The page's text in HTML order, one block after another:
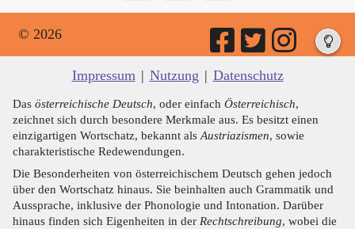
© 2026
Impressum | Nutzung | Datenschutz
Das österreichische Deutsch, oder einfach Österreichisch,
zeichnet sich durch besondere Merkmale aus. Es besitzt einen
einzigartigen Wortschatz, bekannt als Austriazismen, sowie
charakteristische Redewendungen.
Die Besonderheiten von österreichischem Deutsch gehen jedoch
über den Wortschatz hinaus. Sie beinhalten auch Grammatik und
Aussprache, inklusive der Phonologie und Intonation. Darüber
hinaus finden sich Eigenheiten in der Rechtschreibung, wobei die